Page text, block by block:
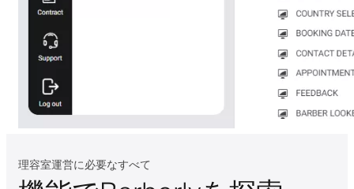
理容室運営に必要なすべて